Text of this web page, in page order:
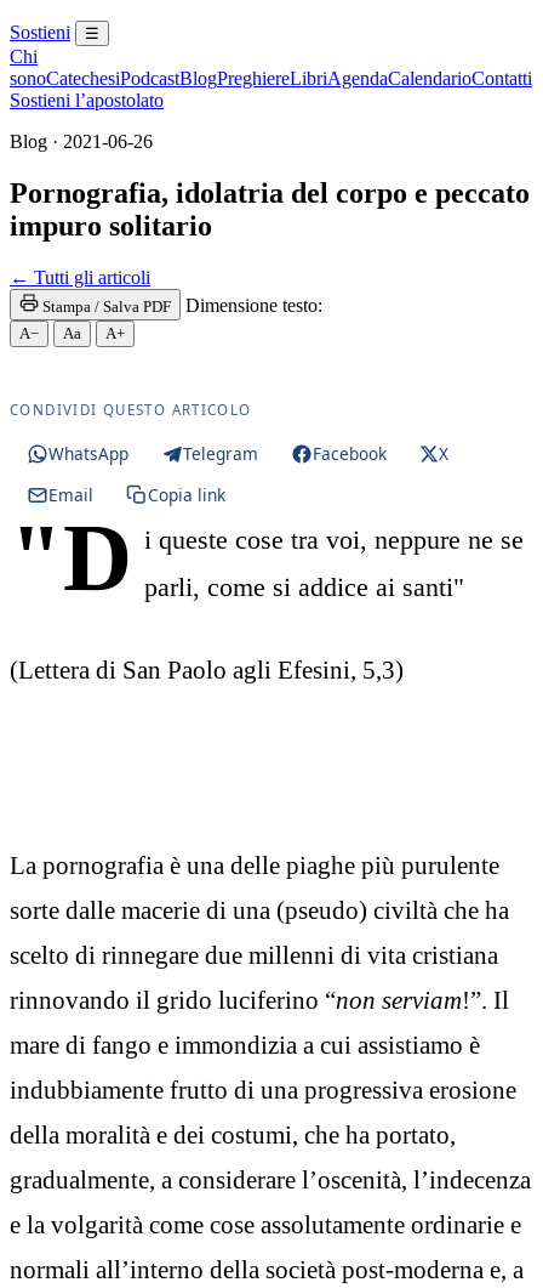
Sostieni ☰
Chi
sonoCatechesiPodcastBlogPreghiereLibriAgendaCalendarioContatti
Sostieni l’apostolato
Blog · 2021-06-26
Pornografia, idolatria del corpo e peccato
impuro solitario
← Tutti gli articoli
Stampa / Salva PDF Dimensione testo:
A− Aa A+
CONDIVIDI QUESTO ARTICOLO
WhatsApp Telegram Facebook
X
Email
Copia link
"D i queste cose tra voi, neppure ne se
parli, come si addice ai santi"
(Lettera di San Paolo agli Efesini, 5,3)
La pornografia è una delle piaghe più purulente
sorte dalle macerie di una (pseudo) civiltà che ha
scelto di rinnegare due millenni di vita cristiana
rinnovando il grido luciferino “non serviam!”. Il
mare di fango e immondizia a cui assistiamo è
indubbiamente frutto di una progressiva erosione
della moralità e dei costumi, che ha portato,
gradualmente, a considerare l’oscenità, l’indecenza
e la volgarità come cose assolutamente ordinarie e
normali all’interno della società post-moderna e, a